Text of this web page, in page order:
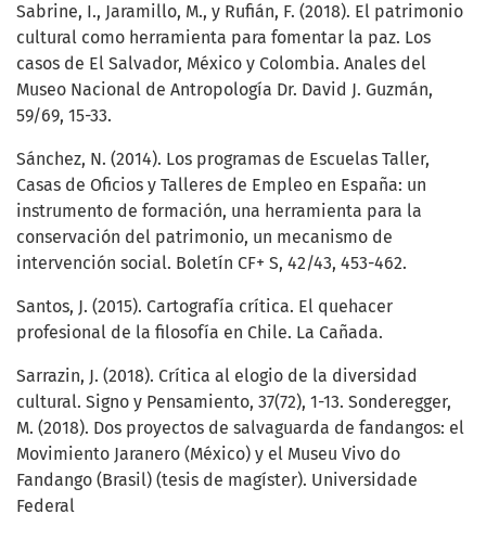
Sabrine, I., Jaramillo, M., y Rufián, F. (2018). El patrimonio
cultural como herramienta para fomentar la paz. Los
casos de El Salvador, México y Colombia. Anales del
Museo Nacional de Antropología Dr. David J. Guzmán,
59/69, 15-33.
Sánchez, N. (2014). Los programas de Escuelas Taller,
Casas de Oficios y Talleres de Empleo en España: un
instrumento de formación, una herramienta para la
conservación del patrimonio, un mecanismo de
intervención social. Boletín CF+ S, 42/43, 453-462.
Santos, J. (2015). Cartografía crítica. El quehacer
profesional de la filosofía en Chile. La Cañada.
Sarrazin, J. (2018). Crítica al elogio de la diversidad
cultural. Signo y Pensamiento, 37(72), 1-13. Sonderegger,
M. (2018). Dos proyectos de salvaguarda de fandangos: el
Movimiento Jaranero (México) y el Museu Vivo do
Fandango (Brasil) (tesis de magíster). Universidade
Federal